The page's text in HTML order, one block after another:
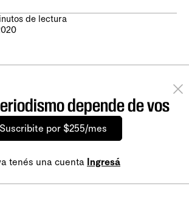
de lectura
depende de vos
Suscribite por $255/mes
tenés una cuenta Ingresá